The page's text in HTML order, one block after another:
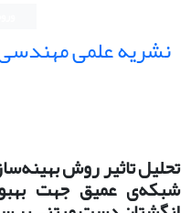
نشریه علمی
تحلیل تاثیر روش
شبکه‌ی عمیق جهت